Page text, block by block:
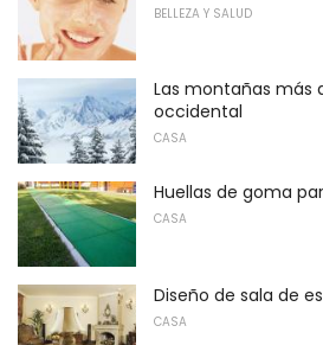
BELLEZA Y SALUD
Las montañas más
occidental
CASA
Huellas de goma
CASA
Diseño de sala de
CASA